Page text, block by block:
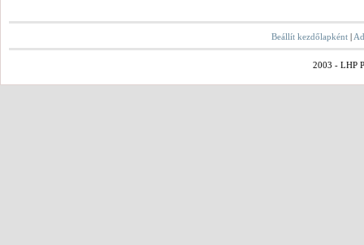
Beállít kezdőlapként |
2003 - LHP